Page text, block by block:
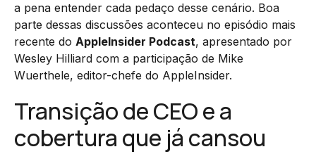
a pena entender cada pedaço desse cenário. Boa
parte dessas discussões aconteceu no episódio mais
recente do AppleInsider Podcast, apresentado por
Wesley Hilliard com a participação de Mike
Wuerthele, editor-chefe do AppleInsider.
Transição de CEO e a
cobertura que já cansou